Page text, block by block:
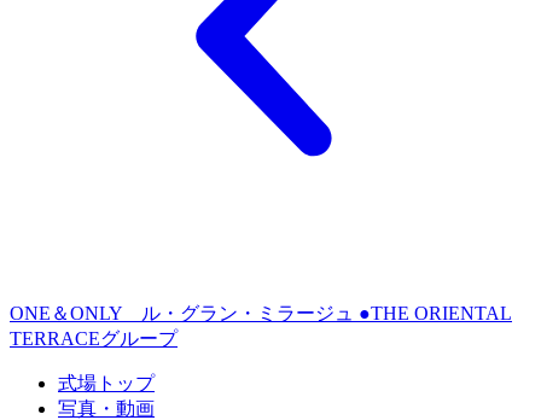
ONE＆ONLY ル・グラン・ミラージュ ●THE ORIENTAL
TERRACEグループ
式場トップ
写真・動画